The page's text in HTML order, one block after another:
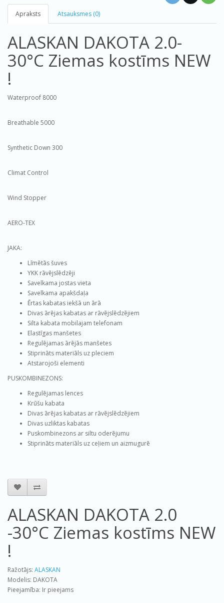
Apraksts Atsauksmes (0)
ALASKAN DAKOTA 2.0-
30°C Ziemas kostīms NEW
!
Waterproof 8000
Breathable 5000
Synthetic Down 300
Climat Control
Wind Stopper
AERO-TEX
JAKA:
Līmētās šuves
YKK rāvējslēdzēji
Savelkama jostas vieta
Savelkama apakšdaļa
Ērtas kabatas iekšā un ārā
Divas ārējas kabatas ar rāvējslēdzējiem
Silta kabata mobilajam telefonam
Elastīgas manšetes
Regulējamas ārējās manšetes
Stiprināts materiāls uz pleciem
Atstarojoši elementi
PUSKOMBINEZONS:
Regulējamas lences
Krūšu kabata
Divas ārējas kabatas ar rāvējslēdzējiem
Divas uzliktas kabatas
Puskombinezons ar siltu oderējumu
Stiprināts materiāls uz ceļiem un aizmugurē
ALASKAN DAKOTA 2.0
-30°C Ziemas kostīms NEW
!
Ražotājs: ALASKAN
Modelis: DAKOTA
Pieejamība: Ir pieejams